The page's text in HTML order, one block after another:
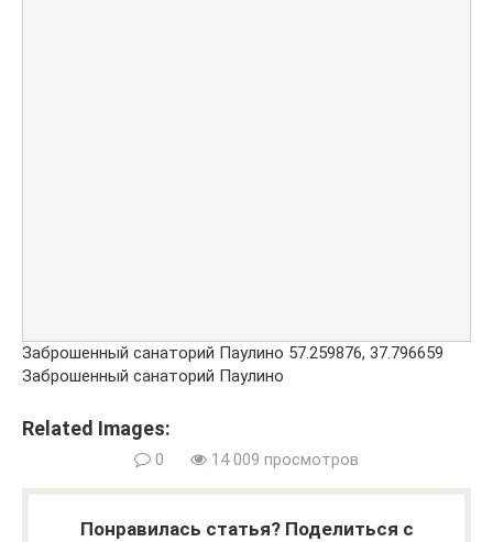
Заброшенный санаторий Паулино 57.259876, 37.796659
Заброшенный санаторий Паулино
Related Images:
0 14 009 просмотров
Понравилась статья? Поделиться с